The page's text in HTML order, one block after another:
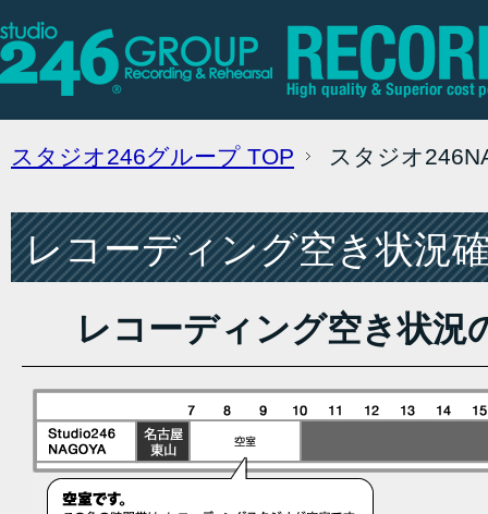
スタジオ246グループ TOP スタジオ
レコーディング空き状況
レコーディング空き状況